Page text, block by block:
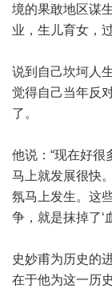
境的果敢地区谋
业，生儿育女，
说到自己坎坷人
觉得自己当年反
了。
他说：“现在好很
马上就发展很快
氛马上发生。这
争，就是抹掉了‘
史妙甫为历史的
在于他为这一历